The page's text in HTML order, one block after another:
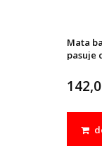
Mata
pasuje